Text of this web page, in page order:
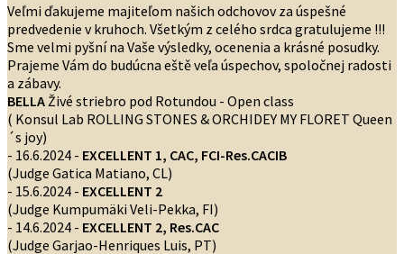
Veľmi ďakujeme majiteľom našich odchovov za úspešné
predvedenie v kruhoch. Všetkým z celého srdca gratulujeme !!!
Sme velmi pyšní na Vaše výsledky, ocenenia a krásné posudky.
Prajeme Vám do budúcna eště veľa úspechov, spoločnej radosti
a zábavy.
BELLA Živé striebro pod Rotundou - Open class
( Konsul Lab ROLLING STONES & ORCHIDEY MY FLORET Queen
´s joy)
- 16.6.2024 - EXCELLENT 1, CAC, FCI-Res.CACIB
(Judge Gatica Matiano, CL)
- 15.6.2024 - EXCELLENT 2
(Judge Kumpumäki Veli-Pekka, FI)
- 14.6.2024 - EXCELLENT 2, Res.CAC
(Judge Garjao-Henriques Luis, PT)